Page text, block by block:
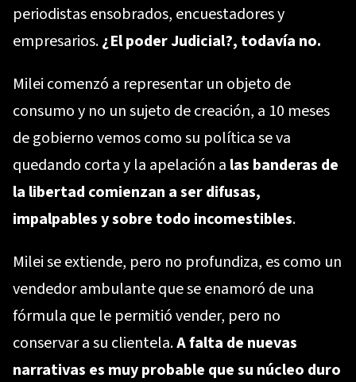
periodistas ensobrados, encuestadores y
empresarios.¿El poder Judicial?, todavía no.
Milei comenzó a representar un objeto de
consumo y no un sujeto de creación, a 10 meses
de gobierno vemos como su política se va
quedando corta y la apelación a las banderas de
la libertad comienzan a ser difusas,
impalpables y sobre todo incomestibles.
Milei se extiende, pero no profundiza, es como un
vendedor ambulante que se enamoró de una
fórmula que le permitió vender, pero no
conservar a su clientela.A falta de nuevas
narrativas es muy probable que su núcleo duro